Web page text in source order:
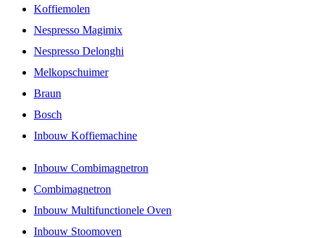
Koffiemolen
Nespresso Magimix
Nespresso Delonghi
Melkopschuimer
Braun
Bosch
Inbouw Koffiemachine
Inbouw Combimagnetron
Combimagnetron
Inbouw Multifunctionele Oven
Inbouw Stoomoven